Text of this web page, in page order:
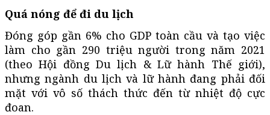
Quá nóng để đi du lịch
Đóng góp gần 6% cho GDP toàn cầu và tạo việc
làm cho gần 290 triệu người trong năm 2021
(theo Hội đồng Du lịch & Lữ hành Thế giới),
nhưng ngành du lịch và lữ hành đang phải đối
mặt với vô số thách thức đến từ nhiệt độ cực
đoan.